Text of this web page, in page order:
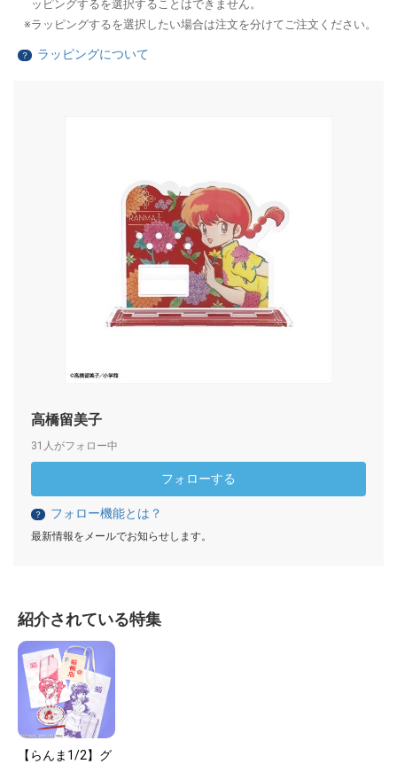
ッピングするを選択することはできません。
ラッピングするを選択したい場合は注文を分けてご注文ください。
？ ラッピングについて
高橋留美子
31人がフォロー中
フォローする
？ フォロー機能とは？
最新情報をメールでお知らせします。
紹介されている特集
【らんま1/2】グ